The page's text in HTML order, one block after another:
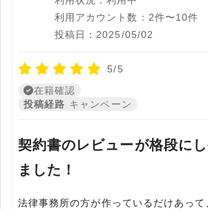
利用アカウント数：2件〜10件
投稿日：2025/05/02
5/5
在籍確認
投稿経路 キャンペーン
契約書のレビューが格段に
ました！
法律事務所の方が作っているだけあっ